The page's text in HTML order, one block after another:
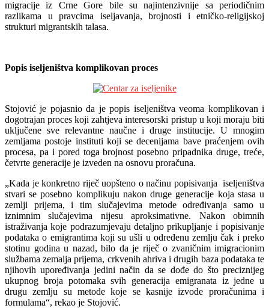
migracije iz Crne Gore bile su najintenzivnije sa periodičnim
razlikama u pravcima iseljavanja, brojnosti i etničko-religijskoj
strukturi migrantskih talasa.
Popis iseljeništva komplikovan proces
Stojović je pojasnio da je popis iseljeništva veoma komplikovan i
dogotrajan proces koji zahtjeva interesorski pristup u koji moraju biti
uključene sve relevantne naučne i druge institucije. U mnogim
zemljama postoje instituti koji se decenijama bave praćenjem ovih
procesa, pa i pored toga brojnost posebno pripadnika druge, treće,
četvrte generacije je izveden na osnovu proračuna.
„Kada je konkretno riječ uopšteno o načinu popisivanja iseljeništva
stvari se posebno komplikuju nakon druge generacije koja stasa u
zemlji prijema, i tim slučajevima metode određivanja samo u
iznimnim slučajevima nijesu aproksimativne. Nakon obimnih
istraživanja koje podrazumjevaju detaljno prikupljanje i popisivanje
podataka o emigrantima koji su ušli u određenu zemlju čak i preko
stotinu godina u nazad, bilo da je riječ o zvaničnim imigracionim
službama zemalja prijema, crkvenih ahriva i drugih baza podataka te
njihovih upoređivanja jedini način da se dođe do što preciznijeg
ukupnog broja potomaka svih generacija emigranata iz jedne u
drugu zemlju su metode koje se kasnije izvode proračunima i
formulama“, rekao je Stojović.